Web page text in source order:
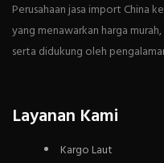
Perusahaan jasa import China
yang menawarkan harga
serta didukung oleh
Layanan Kami
Kargo Laut